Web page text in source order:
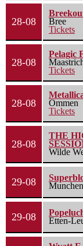
28-08
Bree
Tickets
28-08
Pelagic
Tickets
28-08
Ommen
Tickets
28-08
THE
Wilde
29-08
29-08
Etten-